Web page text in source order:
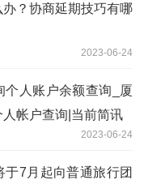
？协商延期技巧有哪
2023-06-24
个人账户余额查询_厦
帐户查询|当前简讯
2023-06-24
于7月起向普通旅行团